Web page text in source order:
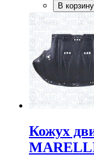
В корзину
Кожух
MARELLI